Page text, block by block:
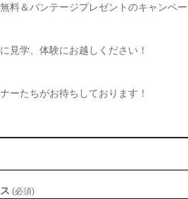
料＆バンテージプレゼントのキャンペー
見学、体験にお越しください！
ーたちがお待ちしております！
(必須)